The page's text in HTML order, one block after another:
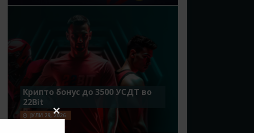
Крипто бонус до 3500 УСДТ во
22Bit
ЈУЛИ 29, 2026
Close